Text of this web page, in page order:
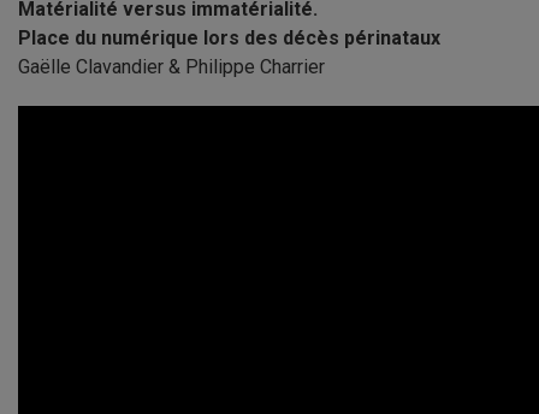
Matérialité versus immatérialité.
Place du numérique lors des décès périnataux
Gaëlle Clavandier & Philippe Charrier